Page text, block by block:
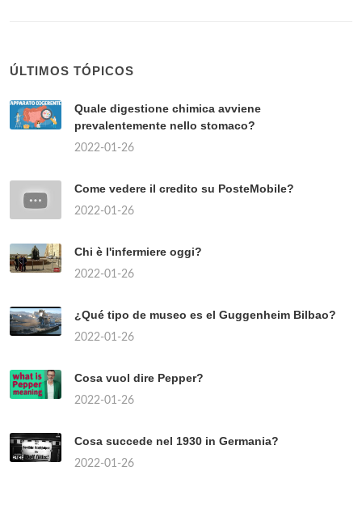
ÚLTIMOS TÓPICOS
Quale digestione chimica avviene
prevalentemente nello stomaco?
2022-01-26
Come vedere il credito su PosteMobile?
2022-01-26
Chi è l'infermiere oggi?
2022-01-26
¿Qué tipo de museo es el Guggenheim Bilbao?
2022-01-26
Cosa vuol dire Pepper?
2022-01-26
Cosa succede nel 1930 in Germania?
2022-01-26